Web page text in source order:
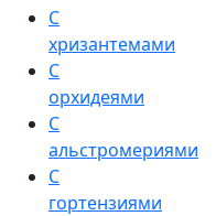
С
хризантемами
С
орхидеями
С
альстромериями
С
гортензиями